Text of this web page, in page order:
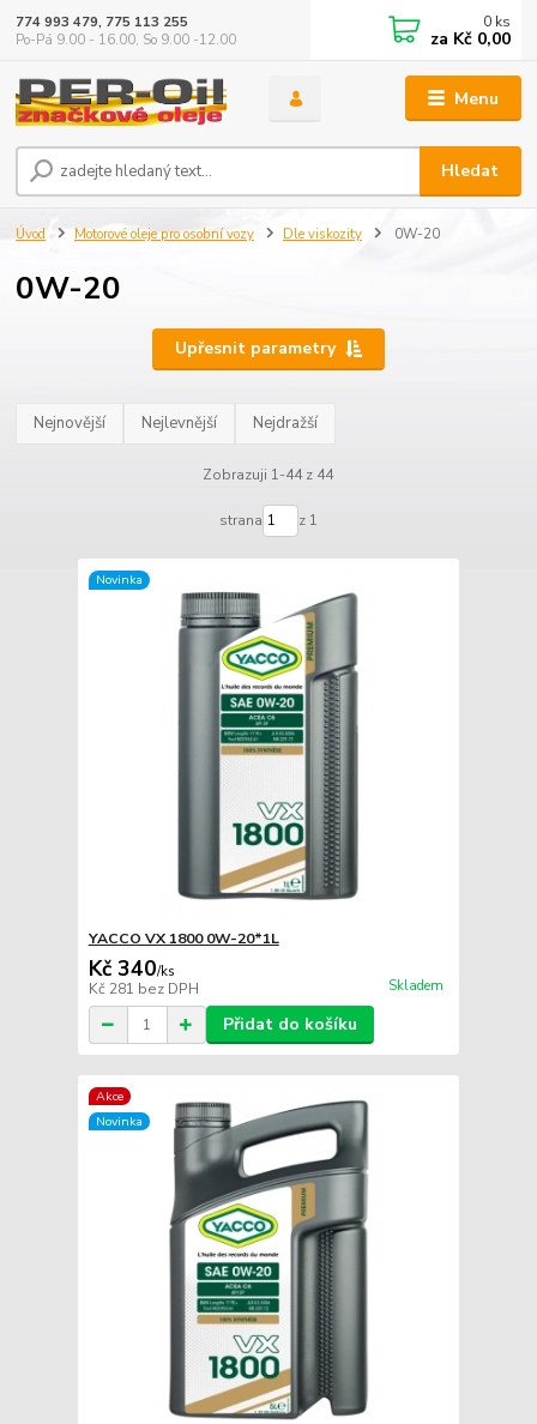
Menu
Hledat
774 993 479, 775 113 255
Po-Pá 9.00 - 16.00, So 9.00 -12.00
0 ks
za Kč 0,00
Úvod Motorové oleje pro osobní vozy Dle viskozity 0W-20
0W-20
Upřesnit parametry
Nejnovější Nejlevnější Nejdražší
Zobrazuji 1-44 z 44
strana z 1
Novinka
YACCO VX 1800 0W-20*1L
Kč 340/ks
Kč 281 bez DPH Skladem
Přidat do košíku
Akce
Novinka